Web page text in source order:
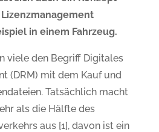
in einem Fahrzeug.
viele den Begriff Digitales
(DRM) mit dem Kauf und
Tatsächlich macht
als die Hälfte des
aus [1], davon ist ein